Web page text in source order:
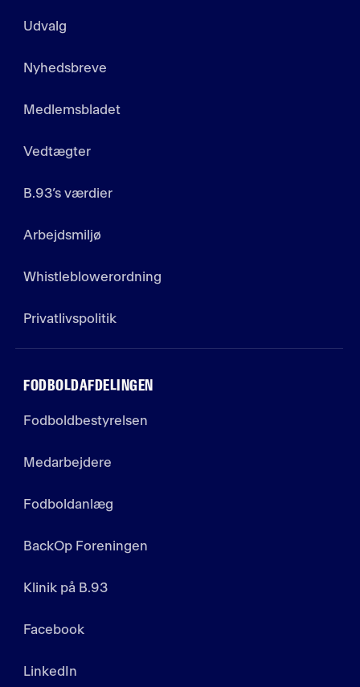
Udvalg
Nyhedsbreve
Medlemsbladet
Vedtægter
B.93’s værdier
Arbejdsmiljø
Whistleblowerordning
Privatlivspolitik
FODBOLDAFDELINGEN
Fodboldbestyrelsen
Medarbejdere
Fodboldanlæg
BackOp Foreningen
Klinik på B.93
Facebook
LinkedIn